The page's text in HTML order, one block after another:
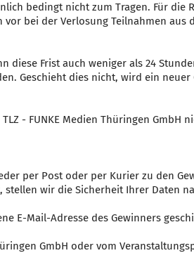
bedingt nicht zum Tragen. Für die
bei der Verlosung Teilnahmen aus
diese Frist auch weniger als 24
Geschieht dies nicht, wird ein
- FUNKE Medien Thüringen GmbH
per Post oder per Kurier zu den
wir die Sicherheit Ihrer Daten
E-Mail-Adresse des Gewinners
GmbH oder vom